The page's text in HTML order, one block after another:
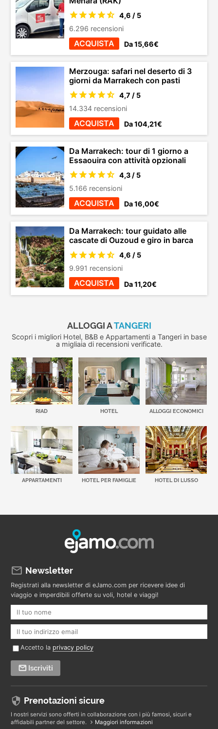
4,6 / 5
6.296 recensioni
ACQUISTA Da 15,66€
Merzouga: safari nel deserto di 3
giorni da Marrakech con pasti
4,7 / 5
14.334 recensioni
ACQUISTA Da 104,21€
Da Marrakech: tour di 1 giorno a
Essaouira con attività opzionali
4,3 / 5
5.166 recensioni
ACQUISTA Da 16,00€
Da Marrakech: tour guidato alle
cascate di Ouzoud e giro in barca
4,6 / 5
9.991 recensioni
ACQUISTA Da 11,20€
ALLOGGI ATANGERI
Scopri i migliori Hotel, B&B e Appartamenti a Tangeri in base
a migliaia di recensioni verificate.
RIAD HOTEL ALLOGGI ECONOMICI
APPARTAMENTI HOTEL PER FAMIGLIE HOTEL DI LUSSO
Newsletter
Registrati alla newsletter di eJamo.com per ricevere idee di
viaggio e imperdibili offerte su voli, hotel e viaggi!
Accetto la privacy policy
Iscriviti
Prenotazioni sicure
I nostri servizi sono offerti in collaborazione con i più famosi, sicuri e
affidabili partner del settore.
Maggiori informazioni